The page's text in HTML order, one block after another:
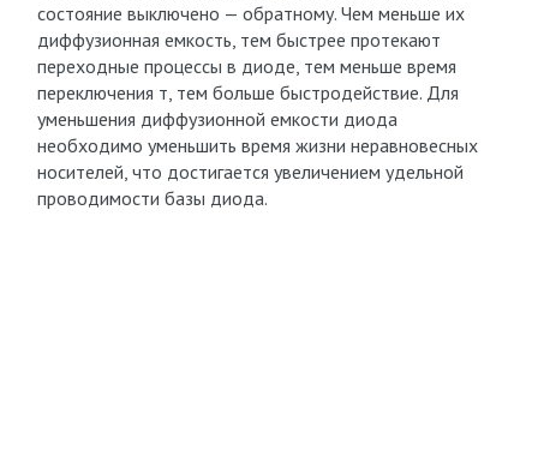
состояние выключено — обратному. Чем меньше их
диффузионная емкость, тем быстрее протекают
переходные процессы в диоде, тем меньше время
переключения т, тем больше быстродействие. Для
уменьшения диффузионной емкости диода
необходимо уменьшить время жизни неравновесных
носителей, что достигается увеличением удельной
проводимости базы диода.